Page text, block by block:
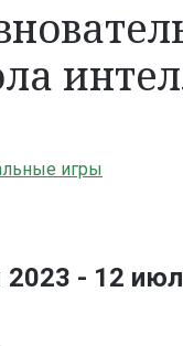
игры
2023 - 12